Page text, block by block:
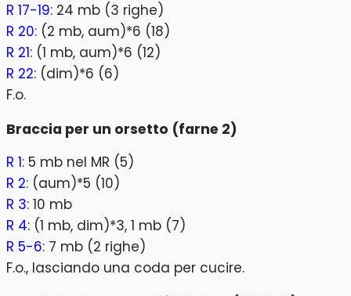
R 17-19: 24 mb (3 righe)
R 20: (2 mb, aum)*6 (18)
R 21: (1 mb, aum)*6 (12)
R 22: (dim)*6 (6)
F.o.
Braccia per un orsetto (farne 2)
R 1: 5 mb nel MR (5)
R 2: (aum)*5 (10)
R 3: 10 mb
R 4: (1 mb, dim)*3, 1 mb (7)
R 5-6: 7 mb (2 righe)
F.o., lasciando una coda per cucire.